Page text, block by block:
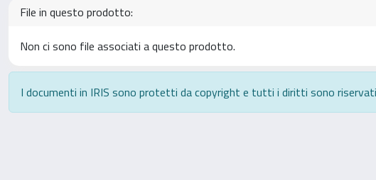
File in questo prodotto:
Non ci sono file associati a questo prodotto.
I documenti in IRIS sono protetti da copyright e tutti i diritti sono